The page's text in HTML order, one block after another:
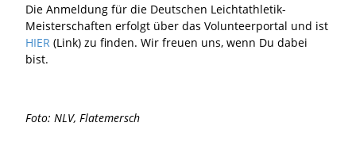
Die Anmeldung für die Deutschen Leichtathletik-
Meisterschaften erfolgt über das Volunteerportal und ist
HIER (Link) zu finden. Wir freuen uns, wenn Du dabei
bist.
Foto: NLV, Flatemersch